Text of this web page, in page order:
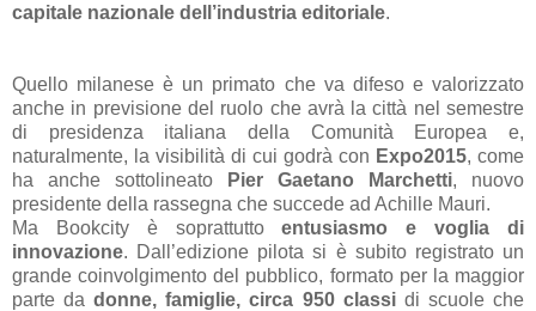
capitale nazionale dell’industria editoriale.
Quello milanese è un primato che va difeso e valorizzato
anche in previsione del ruolo che avrà la città nel semestre
di presidenza italiana della Comunità Europea e,
naturalmente, la visibilità di cui godrà con Expo2015, come
ha anche sottolineato
Pier Gaetano Marchetti, nuovo
presidente della rassegna che succede ad Achille Mauri.
Ma Bookcity è soprattuttoentusiasmo e voglia di
innovazione. Dall’edizione pilota si è subito registrato un
grande coinvolgimento del pubblico, formato per la maggior
parte dadonne, famiglie, circa 950 classidi scuole che